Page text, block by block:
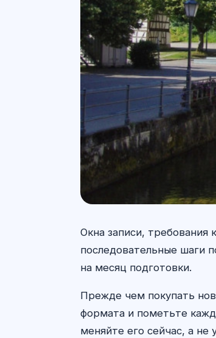
Окна записи,
последовательные шаги
на месяц подготовки.
Прежде чем покупать
формата и пометьте
меняйте его сейчас, а не